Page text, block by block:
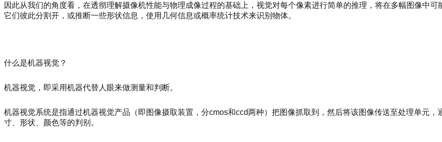
因此从我们的角度看，在透彻理解摄像机性能与物理成像过程的基础上，视觉对每个像素进行简单的推理，将在多幅图像中
它们彼此分割开，或推断一些形状信息，使用几何信息或概率统计技术来识别物体。
什么是机器视觉？
机器视觉，即采用机器代替人眼来做测量和判断。
机器视觉系统是指通过机器视觉产品（即图像摄取装置，分cmos和ccd两种）把图像抓取到，然后将该图像传送至处理单元
寸、形状、颜色等的判别。